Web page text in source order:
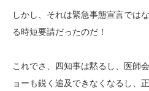
しかし、それは緊急事態宣言では
る時短要請だったのだ！
これでさ、四知事は黙るし、医師
ョーも鋭く追及できなくなるし、